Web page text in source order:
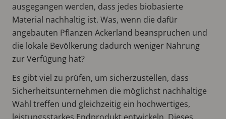
ausgegangen werden, dass jedes biobasierte
Material nachhaltig ist. Was, wenn die dafür
angebauten Pflanzen Ackerland beanspruchen und
die lokale Bevölkerung dadurch weniger Nahrung
zur Verfügung hat?
Es gibt viel zu prüfen, um sicherzustellen, dass
Sicherheitsunternehmen die möglichst nachhaltige
Wahl treffen und gleichzeitig ein hochwertiges,
leistungsstarkes Endprodukt entwickeln. Dieses